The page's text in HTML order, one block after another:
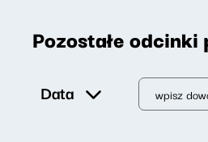
Pozostałe
Data